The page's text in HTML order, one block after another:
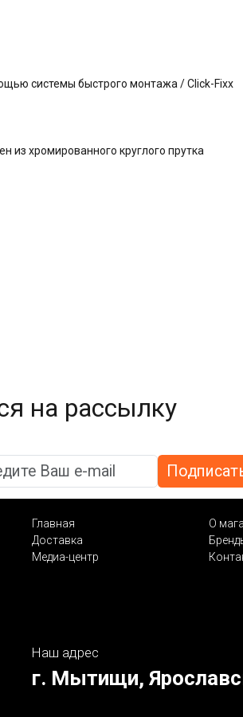
системы быстрого монтажа / Click-Fixx
хромированного круглого прутка
на рассылку
Главная О
Доставка
Медиа-центр
Наш адрес
г. Мытищи,